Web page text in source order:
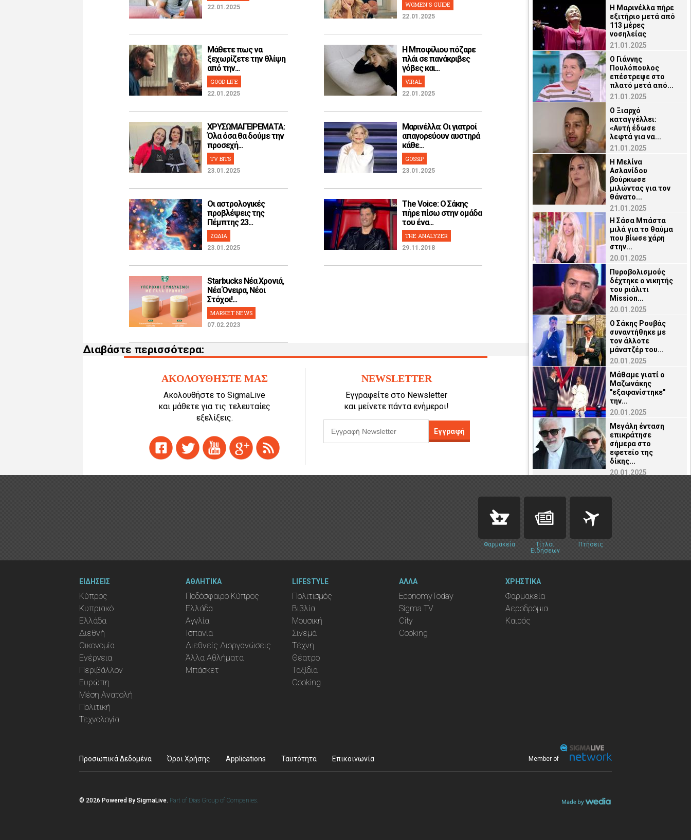
22.01.2025 WOMEN'S GUIDE
22.01.2025
Μάθετε πως να
ξεχωρίζετε την θλίψη
από την...
GOOD LIFE
22.01.2025
H Μποφίλιου πόζαρε
πλάι σε πανάκριβες
γόβες και...
VIRAL
22.01.2025
ΧΡΥΣΩΜΑΓΕΙΡΕΜΑΤΑ:
Όλα όσα θα δούμε την
προσεχή...
TV BITS
23.01.2025
Μαρινέλλα: Οι γιατροί
απαγορεύουν αυστηρά
κάθε...
GOSSIP
23.01.2025
Οι αστρολογικές
προβλέψεις της
Πέμπτης 23...
ΖΩΔΙΑ
23.01.2025
The Voice: Ο Σάκης
πήρε πίσω στην ομάδα
του ένα...
THE ANALYZER
29.11.2018
Starbucks Νέα Χρονιά,
Νέα Όνειρα, Νέοι
Στόχοι!...
MARKET NEWS
07.02.2023
Διαβάστε περισσότερα:
ΑΚΟΛΟΥΘΗΣΤΕ ΜΑΣ
Ακολουθήστε το SigmaLive
και μάθετε για τις τελευταίες
εξελίξεις.
NEWSLETTER
Εγγραφείτε στο Newsletter
και μείνετε πάντα ενήμεροι!
Εγγραφή
Η Μαρινέλλα πήρε
εξιτήριο μετά από
113 μέρες
νοσηλείας
21.01.2025
O Γιάννης
Πουλόπουλος
επέστρεψε στο
πλατό μετά από...
21.01.2025
Ο Ξιαρχό
καταγγέλλει:
«Αυτή έδωσε
λεφτά για να...
21.01.2025
Η Μελίνα
Ασλανίδου
βούρκωσε
μιλώντας για τον
θάνατο...
21.01.2025
Η Σάσα Μπάστα
μιλά για το θαύμα
που βίωσε χάρη
στην...
20.01.2025
Πυροβολισμούς
δέχτηκε ο νικητής
του ριάλιτι
Mission...
20.01.2025
Ο Σάκης Ρουβάς
συναντήθηκε με
τον άλλοτε
μάνατζέρ του...
20.01.2025
Μάθαμε γιατί ο
Μαζωνάκης
"εξαφανίστηκε"
την...
20.01.2025
Μεγάλη ένταση
επικράτησε
σήμερα στο
εφετείο της
δίκης...
20.01.2025
Φαρμακεία
Τίτλοι
Ειδήσεων
Πτήσεις
ΕΙΔΗΣΕΙΣ
Κύπρος
Κυπριακό
Ελλάδα
Διεθνή
Οικονομία
Ενέργεια
Περιβάλλον
Ευρώπη
Μέση Ανατολή
Πολιτική
Τεχνολογία
ΑΘΛΗΤΙΚΑ
Ποδόσφαιρο Κύπρος
Ελλάδα
Αγγλία
Ισπανία
Διεθνείς Διοργανώσεις
Άλλα Αθλήματα
Μπάσκετ
LIFESTYLE
Πολιτισμός
Βιβλία
Μουσική
Σινεμά
Τέχνη
Θέατρο
Ταξίδια
Cooking
ΑΛΛΑ
EconomyToday
Sigma TV
City
Cooking
ΧΡΗΣΤΙΚΑ
Φαρμακεία
Αεροδρόμια
Καιρός
Προσωπικά Δεδομένα Όροι Χρήσης Applications Ταυτότητα Επικοινωνία Member of
© 2026 Powered By SigmaLive. Part of Dias Group of Companies.